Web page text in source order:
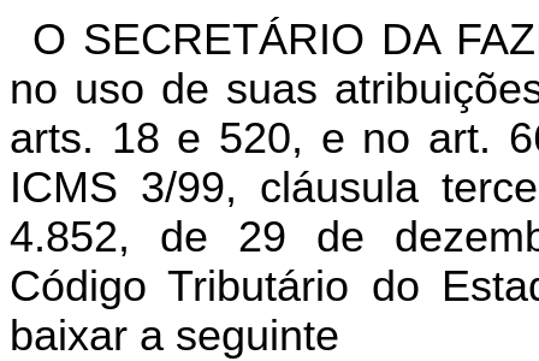
O SECRETÁRIO DA
no uso de suas
arts. 18 e 520, e no art.
ICMS 3/99, cláusula
4.852, de 29 de
Código Tributário do
baixar a seguinte